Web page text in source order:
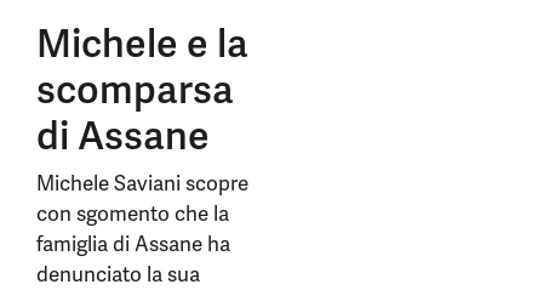
Michele e la
scomparsa
di Assane
Michele Saviani scopre
con sgomento che la
famiglia di Assane ha
denunciato la sua